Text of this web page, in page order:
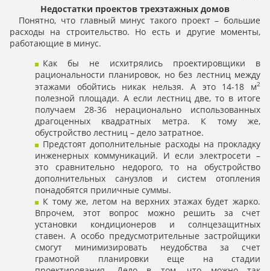
Недостатки проектов трехэтажных домов
Понятно, что главный минус такого проект – большие
расходы на строительство. Но есть и другие моменты,
работающие в минус.
Как бы не исхитрялись проектировщики в
рациональности планировок, но без лестниц между
этажами обойтись никак нельзя. А это 14-18 м2
полезной площади. А если лестниц две, то в итоге
получаем 28-36 нерационально использованных
драгоценных квадратных метра. К тому же,
обустройство лестниц – дело затратное.
Предстоят дополнительные расходы на прокладку
инженерных коммуникаций. И если электросети –
это сравнительно недорого, то на обустройство
дополнительных санузлов и систем отопления
понадобятся приличные суммы.
К тому же, летом на верхних этажах будет жарко.
Впрочем, этот вопрос можно решить за счет
установки кондиционеров и солнцезащитных
ставен. А особо предусмотрительные застройщики
смогут минимизировать неудобства за счет
грамотной планировки еще на стадии